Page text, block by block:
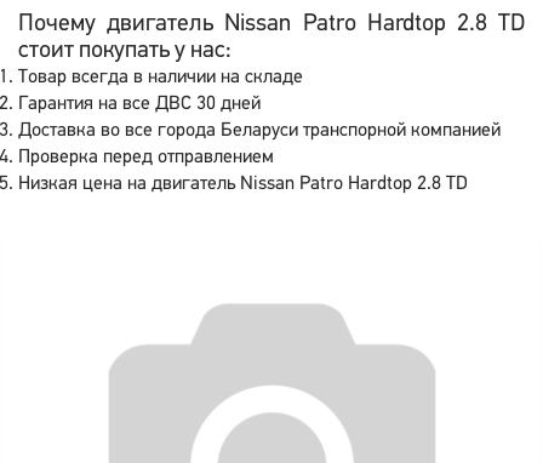
Почему двигатель Nissan Patro Hardtop 2.8 TD
стоит покупать у нас:
Товар всегда в наличии на складе
Гарантия на все ДВС 30 дней
Доставка во все города Беларуси транспорной компанией
Проверка перед отправлением
Низкая цена на двигатель Nissan Patro Hardtop 2.8 TD